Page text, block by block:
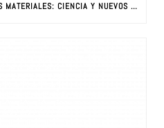
LA REVOLUCIÓN DE LOS NUEVOS MATERIALES: CIENCIA Y NUEVOS MATERIALES